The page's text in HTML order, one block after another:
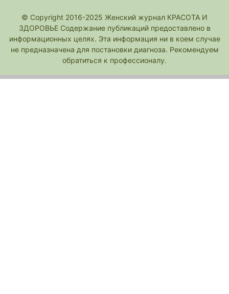
© Copyright 2016-2025 Женский журнал КРАСОТА И
ЗДОРОВЬЕ Содержание публикаций предоставлено в
информационных целях. Эта информация ни в коем случае
не предназначена для постановки диагноза. Рекомендуем
обратиться к профессионалу.